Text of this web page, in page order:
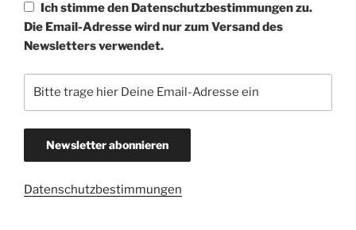
Ich stimme den Datenschutzbestimmungen zu.
Die Email-Adresse wird nur zum Versand des
Newsletters verwendet.
Datenschutzbestimmungen